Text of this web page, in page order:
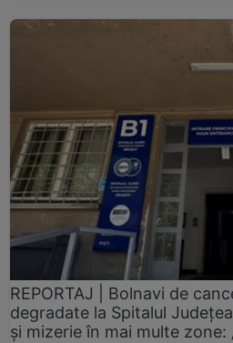
REPORTAJ | Bolnavi de
degradate la Spitalul
și mizerie în mai multe zone: